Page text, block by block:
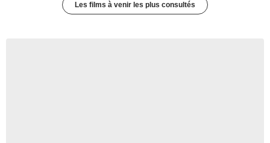
Les films à venir les plus consultés